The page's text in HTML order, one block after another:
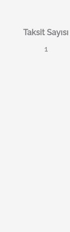
Taksit Sayısı
1